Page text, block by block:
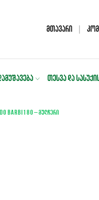
Მთავარი
ᲗᲔᲡᲕᲐ ᲓᲐ
BARBI180 – მულჩერი